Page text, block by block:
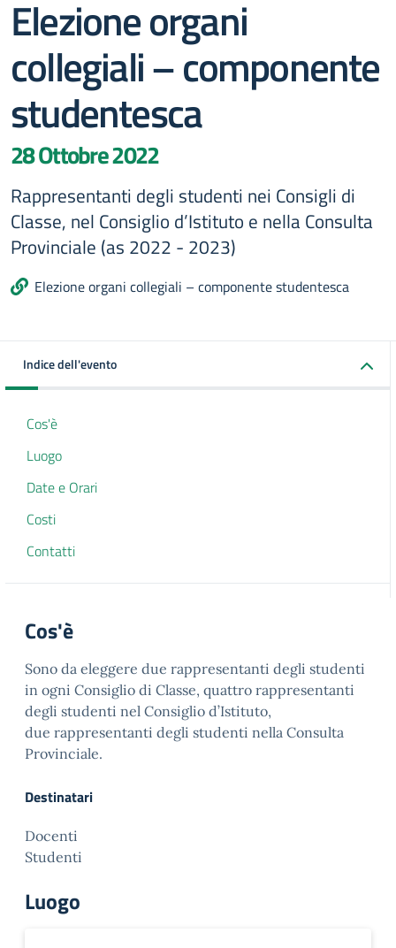
Elezione organi
collegiali – componente
studentesca
28 Ottobre 2022
Rappresentanti degli studenti nei Consigli di
Classe, nel Consiglio d’Istituto e nella Consulta
Provinciale (as 2022 - 2023)
Elezione organi collegiali – componente studentesca
Indice dell'evento
Cos'è
Luogo
Date e Orari
Costi
Contatti
Cos'è
Sono da eleggere due rappresentanti degli studenti
in ogni Consiglio di Classe, quattro rappresentanti
degli studenti nel Consiglio d’Istituto,
due rappresentanti degli studenti nella Consulta
Provinciale.
Destinatari
Docenti
Studenti
Luogo